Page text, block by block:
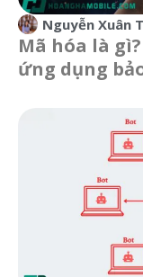
Nguyễn Xuân
Mã hóa là
ứng dụng